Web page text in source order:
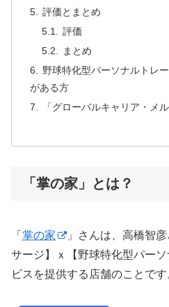
評価とまとめ
評価
まとめ
野球特化型パーソナルトレ
がある方
「グローバルキャリア・メ
「掌の家」とは？
「 掌の家
」さんは、高橋智
サージ】ｘ【野球特化型パー
ビスを提供する店舗のことです